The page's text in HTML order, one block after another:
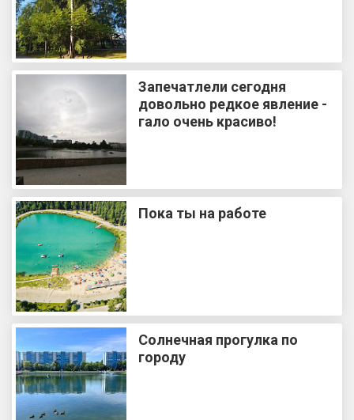
Запечатлели сегодня
довольно редкое явление -
гало очень красиво!
Пока ты на работе
Солнечная прогулка по
городу